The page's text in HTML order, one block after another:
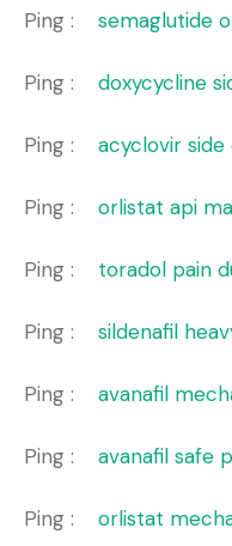
Ping : semaglutide
Ping : doxycycline
Ping : acyclovir
Ping : orlistat api
Ping : toradol pain
Ping : sildenafil
Ping : avanafil
Ping : avanafil safe
Ping : orlistat